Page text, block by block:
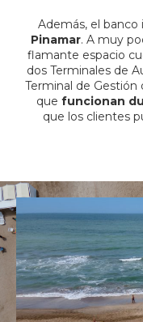
Además, el banco
Pinamar. A muy
flamante espacio
dos Terminales de
Terminal de Gestión
que funcionan
que los clientes